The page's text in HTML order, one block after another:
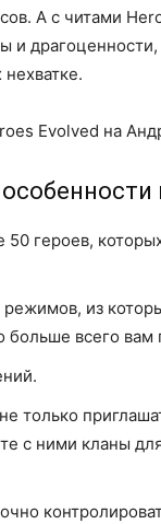
А с читами
и
50 героев,
режимов, из
больше всего вам
только
с ними кланы